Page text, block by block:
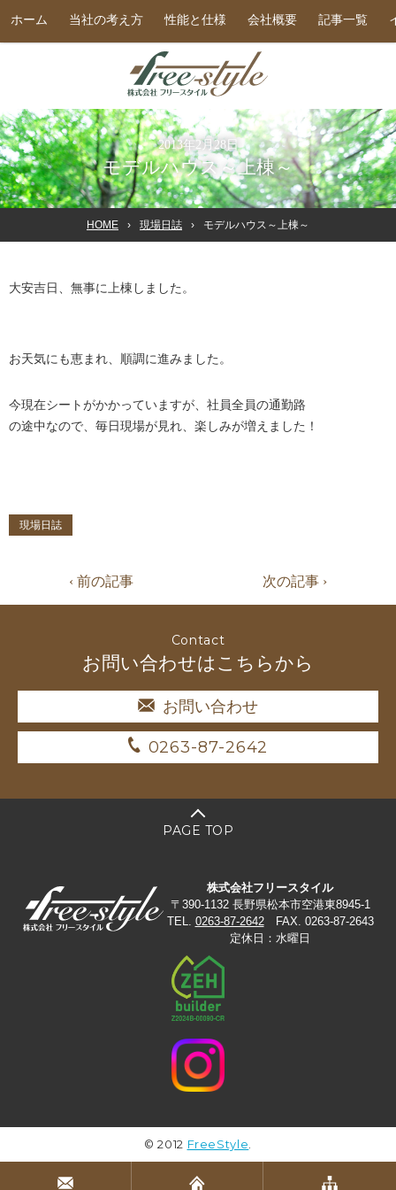
ホーム 当社の考え方 性能と仕様 会社概要 記事一覧
2013年2月28日
モデルハウス～上棟～
HOME 現場日誌 モデルハウス～上棟～
大安吉日、無事に上棟しました。
お天気にも恵まれ、順調に進みました。
今現在シートがかかっていますが、社員全員の通勤路
の途中なので、毎日現場が見れ、楽しみが増えました！
現場日誌
‹ 前の記事 次の記事 ›
Contact
お問い合わせはこちらから
お問い合わせ
0263-87-2642
PAGE TOP
株式会社フリースタイル
〒390-1132 長野県松本市空港東8945-1
TEL. 0263-87-2642FAX. 0263-87-2643
定休日：水曜日
© 2012 FreeStyle.